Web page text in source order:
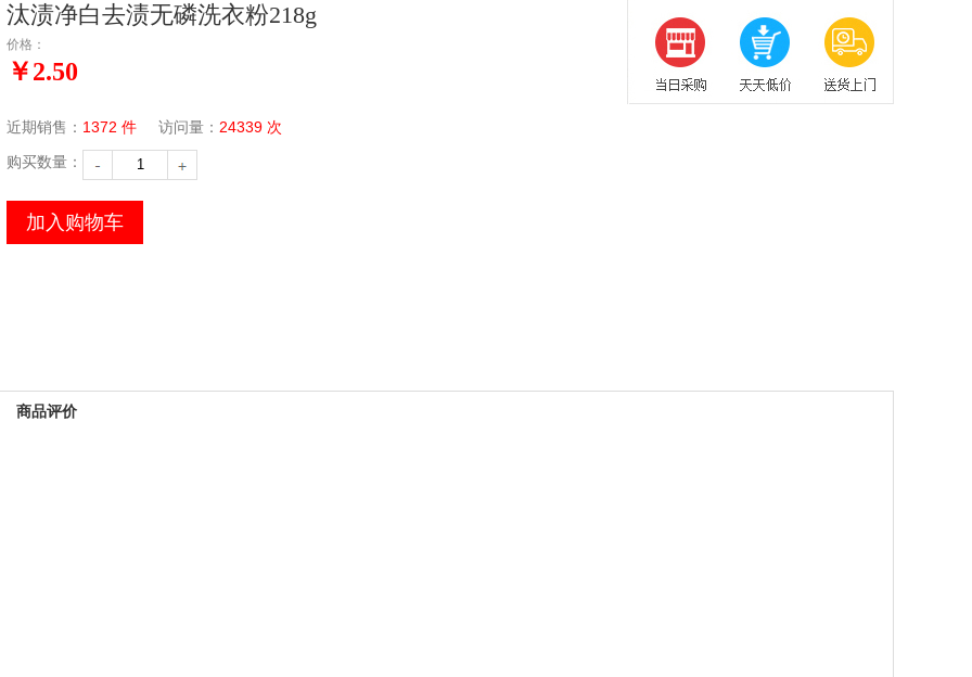
汰渍净白去渍无磷洗衣粉218g
价格：
￥2.50
近期销售： 1372 件 访问量： 24339 次
购买数量：
加入购物车
商品评价